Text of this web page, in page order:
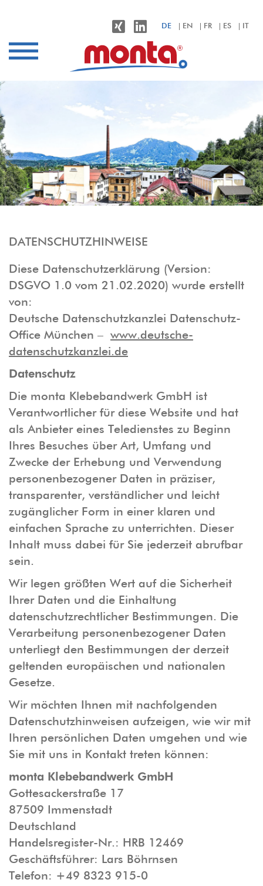
Kontakt
DE EN FR ES IT
DATENSCHUTZHINWEISE
Diese Datenschutzerklärung (Version:
DSGVO 1.0 vom 21.02.2020) wurde erstellt
von:
Deutsche Datenschutzkanzlei Datenschutz-
Office München – www.deutsche-
datenschutzkanzlei.de
Datenschutz
Die monta Klebebandwerk GmbH ist
Verantwortlicher für diese Website und hat
als Anbieter eines Teledienstes zu Beginn
Ihres Besuches über Art, Umfang und
Zwecke der Erhebung und Verwendung
personenbezogener Daten in präziser,
transparenter, verständlicher und leicht
zugänglicher Form in einer klaren und
einfachen Sprache zu unterrichten. Dieser
Inhalt muss dabei für Sie jederzeit abrufbar
sein.
Wir legen größten Wert auf die Sicherheit
Ihrer Daten und die Einhaltung
datenschutzrechtlicher Bestimmungen. Die
Verarbeitung personenbezogener Daten
unterliegt den Bestimmungen der derzeit
geltenden europäischen und nationalen
Gesetze.
Wir möchten Ihnen mit nachfolgenden
Datenschutzhinweisen aufzeigen, wie wir mit
Ihren persönlichen Daten umgehen und wie
Sie mit uns in Kontakt treten können:
monta Klebebandwerk GmbH
Gottesackerstraße 17
87509 Immenstadt
Deutschland
Handelsregister-Nr.: HRB 12469
Geschäftsführer: Lars Böhrnsen
Telefon: +49 8323 915-0